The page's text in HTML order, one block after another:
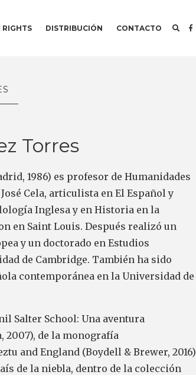
RIGHTS DISTRIBUCIÓN CONTACTO
Torres
1986) es profesor de Humanidades
Cela, articulista en El Españoly
Inglesa y en Historia en la
en Saint Louis. Después realizó un
y un doctorado en Estudios
de Cambridge. También ha sido
contemporánea en la Universidad de
Salter School: Una aventura
2007), de la monografía
and England (Boydell & Brewer, 2016)
de la niebla, dentro de la colección